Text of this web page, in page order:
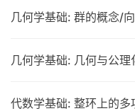
几何学基础: 群的概念/
几何学基础: 几何与公理
代数学基础: 整环上的多